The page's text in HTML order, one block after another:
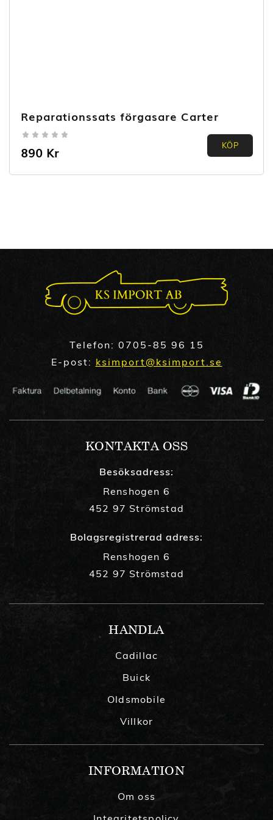
Reparationssats förgasare Carter
0.00
5
890 Kr KÖP
Telefon: 0705-85 96 15
E-post: ksimport@ksimport.se
KONTAKTA OSS
Besöksadress:
Renshogen 6
452 97 Strömstad
Bolagsregistrerad adress:
Renshogen 6
452 97 Strömstad
HANDLA
Cadillac
Buick
Oldsmobile
Villkor
INFORMATION
Om oss